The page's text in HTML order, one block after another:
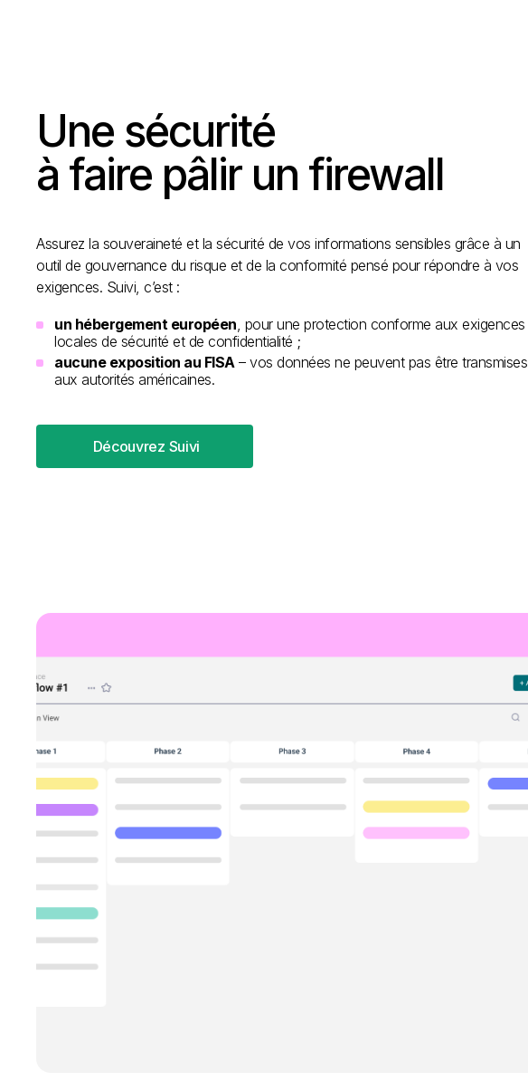
Une sécurité
à faire pâlir un firewall
Assurez la souveraineté et la sécurité de vos informations sensibles grâce à un
outil de gouvernance du risque et de la conformité​ pensé pour répondre à vos
exigences. Suivi, c’est :
un hébergement européen, pour une protection conforme aux exigences
locales de sécurité et de confidentialité ;
aucune exposition au FISA– vos données ne peuvent pas être transmises
aux autorités américaines.
Découvrez Suivi